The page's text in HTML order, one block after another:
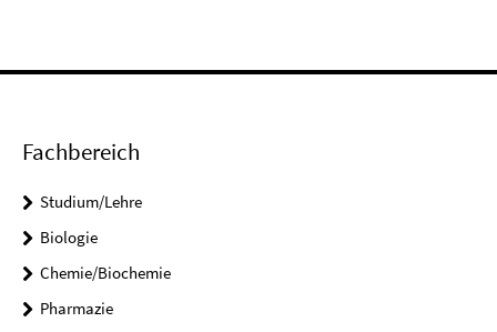
Fachbereich
Studium/Lehre
Biologie
Chemie/Biochemie
Pharmazie